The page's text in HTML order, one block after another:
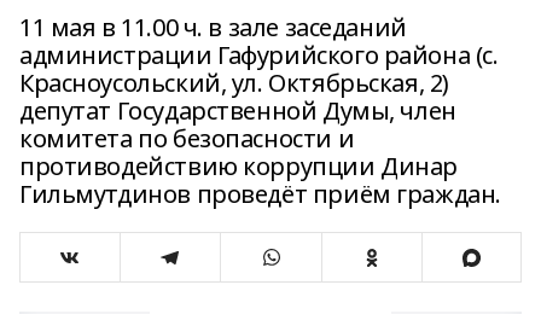
11 мая в 11.00 ч. в зале заседаний
администрации Гафурийского района (с.
Красноусольский, ул. Октябрьская, 2)
депутат Государственной Думы, член
комитета по безопасности и
противодействию коррупции Динар
Гильмутдинов проведёт приём граждан.